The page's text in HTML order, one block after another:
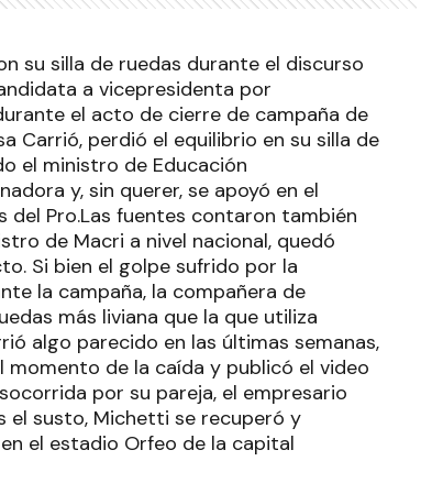
su silla de ruedas durante el discurso
a vicepresidenta por
el acto de cierre de campaña de
Carrió, perdió el equilibrio en su silla de
el ministro de Educación
y, sin querer, se apoyó en el
del Pro.Las fuentes contaron también
de Macri a nivel nacional, quedó
Si bien el golpe sufrido por la
la campaña, la compañera de
más liviana que la que utiliza
algo parecido en las últimas semanas,
de la caída y publicó el video
por su pareja, el empresario
el susto, Michetti se recuperó y
el estadio Orfeo de la capital